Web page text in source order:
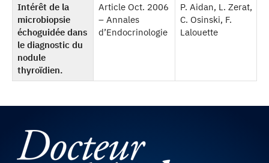
Intérêt de la
microbiopsie
échoguidée dans
le diagnostic du
nodule
thyroïdien.
Article Oct. 2006
– Annales
d’Endocrinologie
P. Aidan, L. Zerat,
C. Osinski, F.
Lalouette